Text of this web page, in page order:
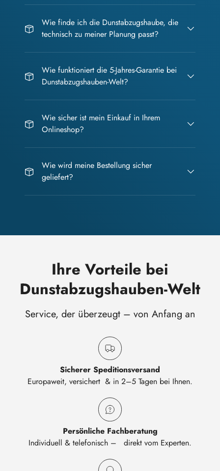
Wie finde ich die Dunstabzugshaube, die
technisch zu meiner Planung passt?
Wie funktioniert die 5-Jahres-Garantie bei
Dunstabzugshauben-Welt?
Wie sicher ist mein Einkauf in Ihrem
Onlineshop?
Wie wird meine Bestellung sicher
geliefert?
Ihre Vorteile bei
Dunstabzugshauben-Welt
Service, der überzeugt – von Anfang an
Sicherer Speditionsversand
Europaweit, versichert & in 2–5 Tagen bei Ihnen.
Persönliche Fachberatung
Individuell & telefonisch – direkt vom Experten.